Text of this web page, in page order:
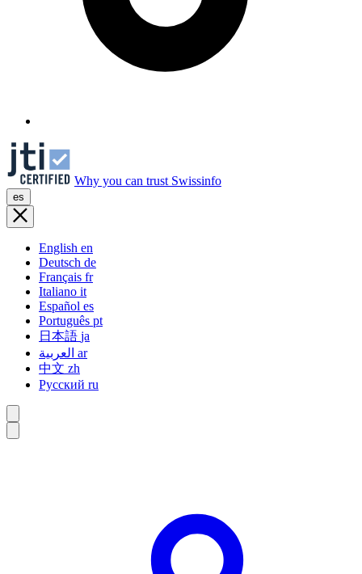
Why you can trust Swissinfo
es
English en
Deutsch de
Français fr
Italiano it
Español es
Português pt
日本語 ja
ar
中文 zh
Русский ru